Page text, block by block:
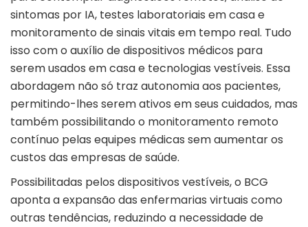
sintomas por IA, testes laboratoriais em casa e
monitoramento de sinais vitais em tempo real. Tudo
isso com o auxílio de dispositivos médicos para
serem usados em casa e tecnologias vestíveis. Essa
abordagem não só traz autonomia aos pacientes,
permitindo-lhes serem ativos em seus cuidados, mas
também possibilitando o monitoramento remoto
contínuo pelas equipes médicas sem aumentar os
custos das empresas de saúde.
Possibilitadas pelos dispositivos vestíveis, o BCG
aponta a expansão das enfermarias virtuais como
outras tendências, reduzindo a necessidade de